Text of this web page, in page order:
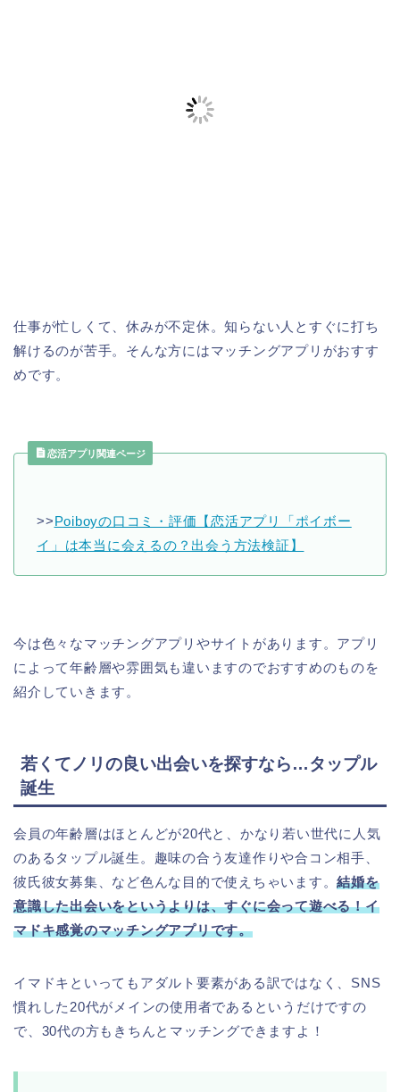
仕事が忙しくて、休みが不定休。知らない人とすぐに打ち
解けるのが苦手。そんな方にはマッチングアプリがおすす
めです。
恋活アプリ関連ページ
>>Poiboyの口コミ・評価【恋活アプリ「ポイボー
イ」は本当に会えるの？出会う方法検証】
今は色々なマッチングアプリやサイトがあります。アプリ
によって年齢層や雰囲気も違いますのでおすすめのものを
紹介していきます。
若くてノリの良い出会いを探すなら…タップル
誕生
会員の年齢層はほとんどが20代と、かなり若い世代に人気
のあるタップル誕生。趣味の合う友達作りや合コン相手、
彼氏彼女募集、など色んな目的で使えちゃいます。結婚を
意識した出会いをというよりは、すぐに会って遊べる！イ
マドキ感覚のマッチングアプリです。
イマドキといってもアダルト要素がある訳ではなく、SNS
慣れした20代がメインの使用者であるというだけですの
で、30代の方もきちんとマッチングできますよ！